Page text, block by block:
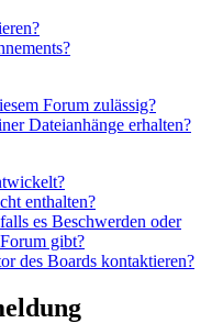
Forum zulässig?
Dateianhänge erhalten?
enthalten?
es Beschwerden oder
gibt?
des Boards kontaktieren?